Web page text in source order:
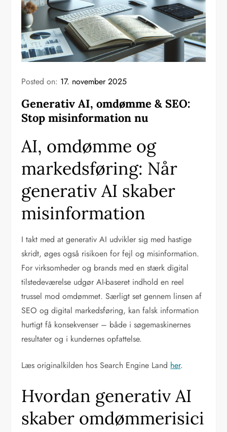
Posted on: 17. november 2025
Generativ AI, omdømme & SEO:
Stop misinformation nu
AI, omdømme og
markedsføring: Når
generativ AI skaber
misinformation
I takt med at generativ AI udvikler sig med hastige
skridt, øges også risikoen for fejl og misinformation.
For virksomheder og brands med en stærk digital
tilstedeværelse udgør AI-baseret indhold en reel
trussel mod omdømmet. Særligt set gennem linsen af
SEO og digital markedsføring, kan falsk information
hurtigt få konsekvenser – både i søgemaskinernes
resultater og i kundernes opfattelse.
Læs originalkilden hos Search Engine Land her.
Hvordan generativ AI
skaber omdømmerisici